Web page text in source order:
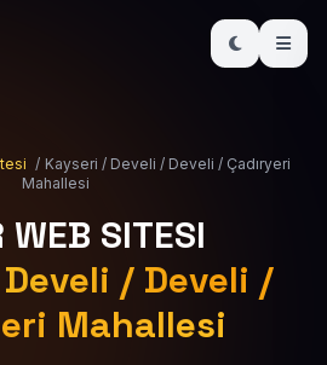
/ Kayseri / Develi / Develi / Çadıryeri
Mahallesi
WEB SITESI
/ Develi /
Mahallesi